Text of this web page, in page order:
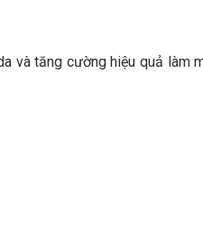
và tăng cường hiệu quả làm